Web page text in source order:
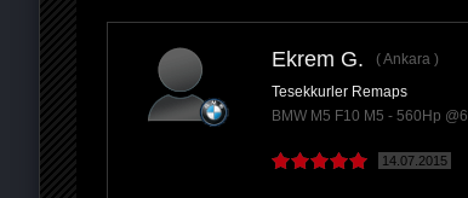
Ekrem G.
Ankara
Tesekkurler Remaps
BMW M5 F10 M5 - 560Hp
14.07.2015